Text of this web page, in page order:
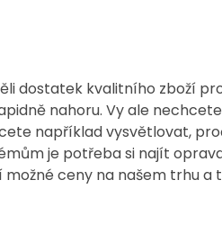
dostatek kvalitního zboží
nahoru. Vy ale
například vysvětlovat,
je potřeba si najít
ceny na našem trhu